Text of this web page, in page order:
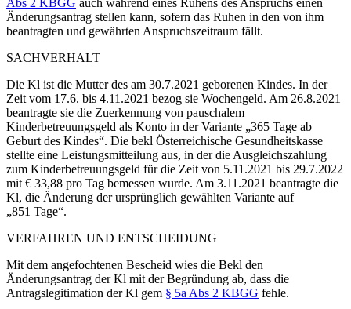
Änderungsantrag stellen kann, sofern das Ruhen in den von ihm
beantragten und gewährten Anspruchszeitraum fällt.
SACHVERHALT
Die Kl ist die Mutter des am 30.7.2021 geborenen Kindes. In der
Zeit vom 17.6. bis 4.11.2021 bezog sie Wochengeld. Am 26.8.2021
beantragte sie die Zuerkennung von pauschalem
Kinderbetreuungsgeld als Konto in der Variante „365 Tage ab
Geburt des Kindes“. Die bekl Österreichische Gesundheitskasse
stellte eine Leistungsmitteilung aus, in der die Ausgleichszahlung
zum Kinderbetreuungsgeld für die Zeit von 5.11.2021 bis 29.7.2022
mit € 33,88 pro Tag bemessen wurde. Am 3.11.2021 beantragte die
Kl, die Änderung der ursprünglich gewählten Variante auf
„851 Tage“.
VERFAHREN UND ENTSCHEIDUNG
Mit dem angefochtenen Bescheid wies die Bekl den
Änderungsantrag der Kl mit der Begründung ab, dass die
Antragslegitimation der Kl gem § 5a Abs 2 KBGG fehle.